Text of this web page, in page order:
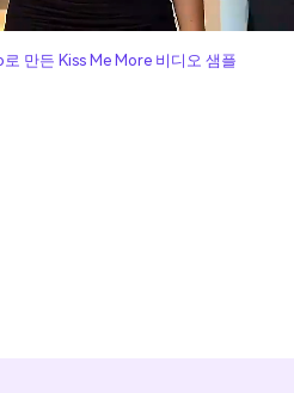
만든 Kiss Me More 비디오 샘플